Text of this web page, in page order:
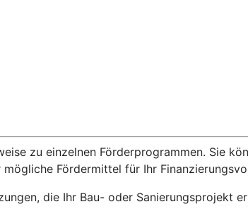
zu einzelnen Förderprogrammen. Sie
Fördermittel für Ihr
die Ihr Bau- oder Sanierungsprojekt